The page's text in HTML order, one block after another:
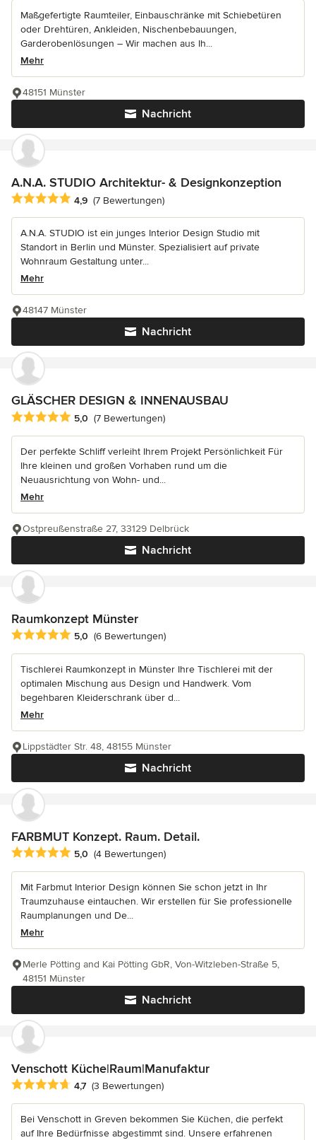
Maßgefertigte Raumteiler, Einbauschränke mit Schiebetüren
oder Drehtüren, Ankleiden, Nischenbebauungen,
Garderobenlösungen – Wir machen aus Ih...
Mehr
Nachricht
48151 Münster
A.N.A. STUDIO Architektur- & Designkonzeption
Durchschnittliche Bewertung: 4.9 von 5 Sternen
4,9 (7 Bewertungen)
A.N.A. STUDIO ist ein junges Interior Design Studio mit
Standort in Berlin und Münster. Spezialisiert auf private
Wohnraum Gestaltung unter...
Mehr
Nachricht
48147 Münster
GLÄSCHER DESIGN & INNENAUSBAU
Durchschnittliche Bewertung: 5 von 5 Sternen
5,0 (7 Bewertungen)
Der perfekte Schliff verleiht Ihrem Projekt Persönlichkeit Für
Ihre kleinen und großen Vorhaben rund um die
Neuausrichtung von Wohn- und...
Mehr
Nachricht
Ostpreußenstraße 27, 33129 Delbrück
Raumkonzept Münster
Durchschnittliche Bewertung: 5 von 5 Sternen
5,0 (6 Bewertungen)
Tischlerei Raumkonzept in Münster Ihre Tischlerei mit der
optimalen Mischung aus Design und Handwerk. Vom
begehbaren Kleiderschrank über d...
Mehr
Nachricht
Lippstädter Str. 48, 48155 Münster
FARBMUT Konzept. Raum. Detail.
Durchschnittliche Bewertung: 5 von 5 Sternen
5,0 (4 Bewertungen)
Mit Farbmut Interior Design können Sie schon jetzt in Ihr
Traumzuhause eintauchen. Wir erstellen für Sie professionelle
Raumplanungen und De...
Mehr
Nachricht
Merle Pötting and Kai Pötting GbR, Von-Witzleben-Straße 5,
48151 Münster
Venschott Küche|Raum|Manufaktur
Durchschnittliche Bewertung: 4.7 von 5 Sternen
4,7 (3 Bewertungen)
Bei Venschott in Greven bekommen Sie Küchen, die perfekt
auf Ihre Bedürfnisse abgestimmt sind. Unsere erfahrenen